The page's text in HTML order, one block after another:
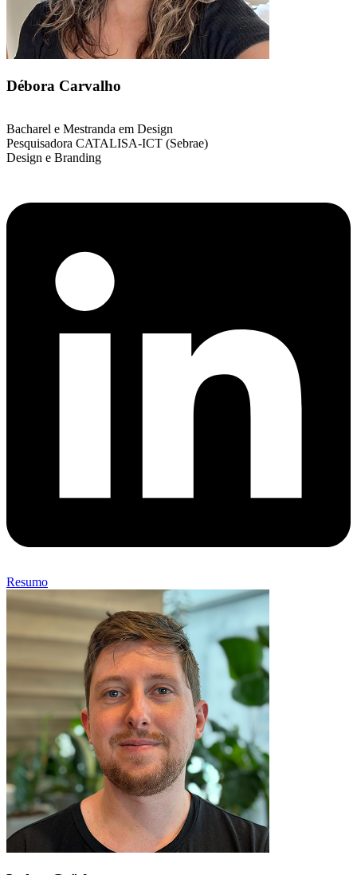
Débora Carvalho
Bacharel e Mestranda em Design
Pesquisadora CATALISA-ICT (Sebrae)
Design e Branding
Resumo